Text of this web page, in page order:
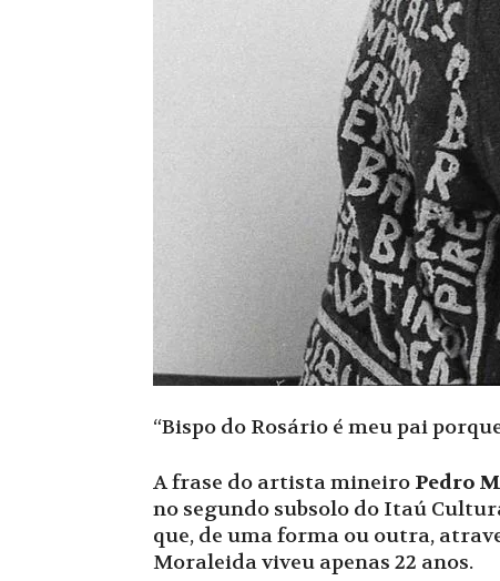
“Bispo do Rosário é meu pai
A frase do artista mineiro Pedro
no segundo subsolo do Itaú
que, de uma forma ou outra,
Moraleida viveu apenas 22 anos.